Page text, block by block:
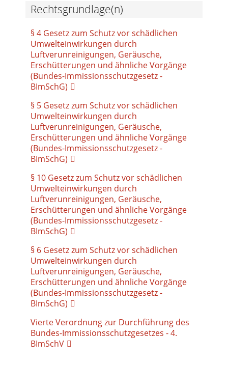
Rechtsgrundlage(n)
§ 4 Gesetz zum Schutz vor schädlichen
Umwelteinwirkungen durch
Luftverunreinigungen, Geräusche,
Erschütterungen und ähnliche Vorgänge
(Bundes-Immissionsschutzgesetz -
BImSchG)
§ 5 Gesetz zum Schutz vor schädlichen
Umwelteinwirkungen durch
Luftverunreinigungen, Geräusche,
Erschütterungen und ähnliche Vorgänge
(Bundes-Immissionsschutzgesetz -
BImSchG)
§ 10 Gesetz zum Schutz vor schädlichen
Umwelteinwirkungen durch
Luftverunreinigungen, Geräusche,
Erschütterungen und ähnliche Vorgänge
(Bundes-Immissionsschutzgesetz -
BImSchG)
§ 6 Gesetz zum Schutz vor schädlichen
Umwelteinwirkungen durch
Luftverunreinigungen, Geräusche,
Erschütterungen und ähnliche Vorgänge
(Bundes-Immissionsschutzgesetz -
BImSchG)
Vierte Verordnung zur Durchführung des
Bundes-Immissionsschutzgesetzes - 4.
BImSchV